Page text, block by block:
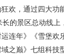
欢，通过四大功
长的景区总动线上
连年》《雪堡欢
之巅》七组科技